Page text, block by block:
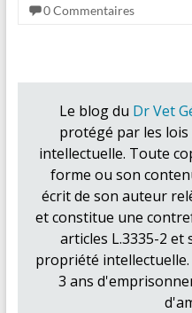
0 Commentaires
Le blog du Dr Vet
protégé par les
intellectuelle. Toute
forme ou son
écrit de son auteur
et constitue une
articles L.3335-2 et
propriété
3 ans